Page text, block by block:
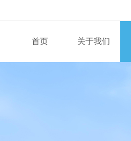
首页 关于我们